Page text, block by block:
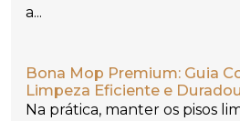
a...
Bona Mop Premium: Guia
Limpeza Eficiente e
Na prática, manter os pisos